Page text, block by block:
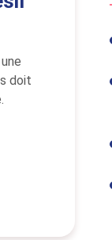
doit